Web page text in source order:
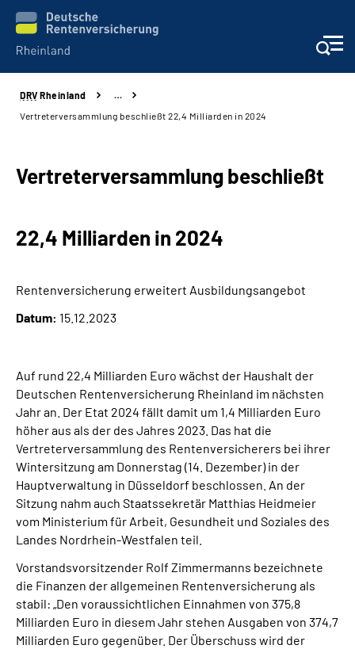
Aktuelles
Klinikverbund
Über uns
Inhalte in Gebärdensprache (DGS)
Leichte Sprache
Suche
Mein Kundenportal
DRV Rheinland
…
Vertreterversammlung beschließt 22,4 Milliarden in 2024
Vertreterversammlung beschließt
22,4 Milliarden in 2024
Rentenversicherung erweitert Ausbildungsangebot
Datum: 15.12.2023
Auf rund 22,4 Milliarden Euro wächst der Haushalt der
Deutschen Rentenversicherung Rheinland im nächsten
Jahr an. Der Etat 2024 fällt damit um 1,4 Milliarden Euro
höher aus als der des Jahres 2023. Das hat die
Vertreterversammlung des Rentenversicherers bei ihrer
Wintersitzung am Donnerstag (14. Dezember) in der
Hauptverwaltung in Düsseldorf beschlossen. An der
Sitzung nahm auch Staatssekretär Matthias Heidmeier
vom Ministerium für Arbeit, Gesundheit und Soziales des
Landes Nordrhein-Westfalen teil.
Vorstandsvorsitzender Rolf Zimmermanns bezeichnete
die Finanzen der allgemeinen Rentenversicherung als
stabil: „Den voraussichtlichen Einnahmen von 375,8
Milliarden Euro in diesem Jahr stehen Ausgaben von 374,7
Milliarden Euro gegenüber. Der Überschuss wird der